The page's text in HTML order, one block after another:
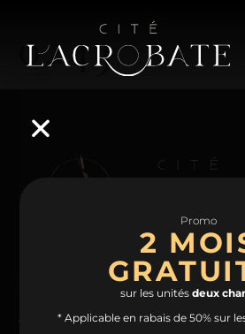
0243
NAVIGATION
Accueil
Projet
Promo
2
sur les unités deux
* Applicable en rabais de 50% sur